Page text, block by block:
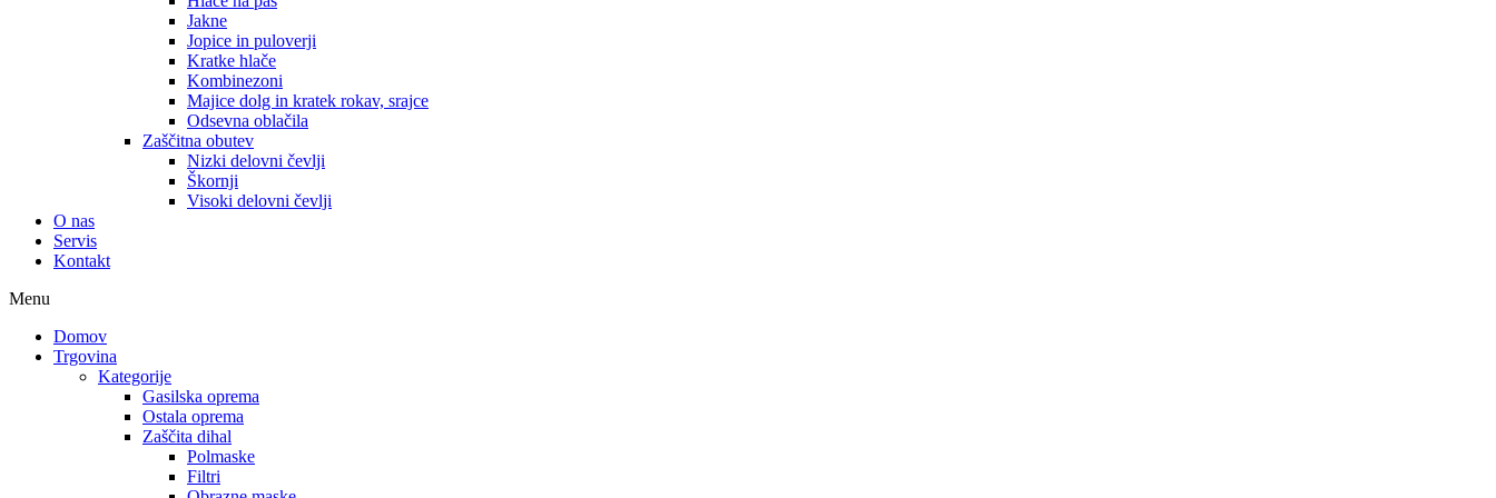
Jakne
Jopice in puloverji
Kratke hlače
Kombinezoni
Majice dolg in kratek rokav, srajce
Odsevna oblačila
Zaščitna obutev
Nizki delovni čevlji
Škornji
Visoki delovni čevlji
O nas
Servis
Kontakt
Menu
Domov
Trgovina
Kategorije
Gasilska oprema
Ostala oprema
Zaščita dihal
Polmaske
Filtri